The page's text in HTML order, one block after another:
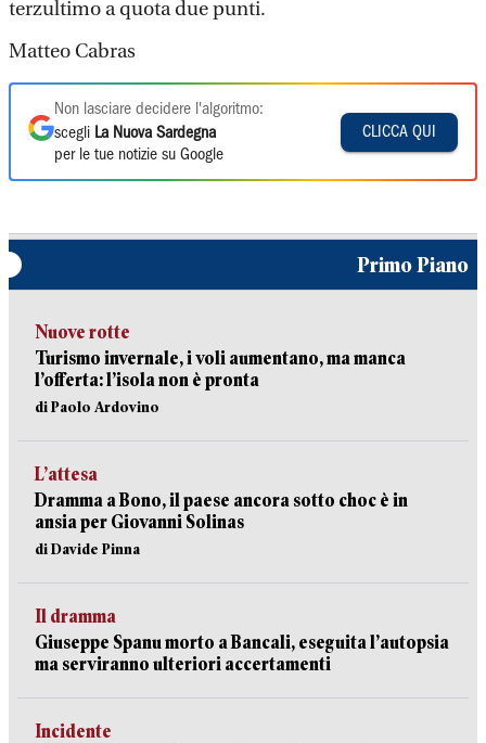
terzultimo a quota due punti.
Matteo Cabras
Non lasciare decidere l'algoritmo:
scegli La Nuova Sardegna
per le tue notizie su Google
CLICCA QUI
Primo Piano
Nuove rotte
Turismo invernale, i voli aumentano, ma manca
l’offerta: l’isola non è pronta
di Paolo Ardovino
L’attesa
Dramma a Bono, il paese ancora sotto choc è in
ansia per Giovanni Solinas
di Davide Pinna
Il dramma
Giuseppe Spanu morto a Bancali, eseguita l’autopsia
ma serviranno ulteriori accertamenti
Incidente